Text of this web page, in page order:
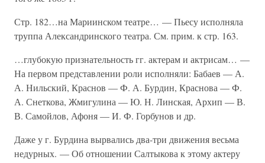
Стр. 182…на Мариинском театре… — Пьесу исполняла
труппа Александринского театра. См. прим. к стр. 163.
…глубокую признательность гг. актерам и актрисам… —
На первом представлении роли исполняли: Бабаев — А.
А. Нильский, Краснов — Ф. А. Бурдин, Краснова — Ф.
А. Снеткова, Жмигулина — Ю. Н. Линская, Архип — В.
В. Самойлов, Афоня — И. Ф. Горбунов и др.
Даже у г. Бурдина вырвались два-три движения весьма
недурных. — Об отношении Салтыкова к этому актеру